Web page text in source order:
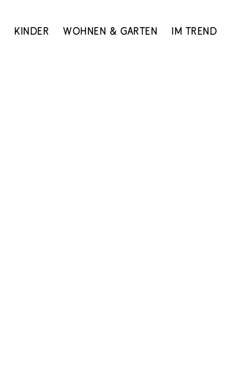
Kinder Wohnen & Garten Im Trend